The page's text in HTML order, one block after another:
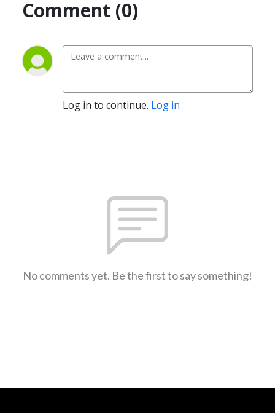
Comment (0)
Log in to continue. Log in
No comments yet. Be the first to say something!